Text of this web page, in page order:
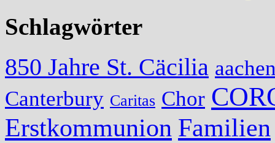
Schlagwörter
850 Jahre St. Cäcilia
Canterbury Caritas Chor
Erstkommunion Familien